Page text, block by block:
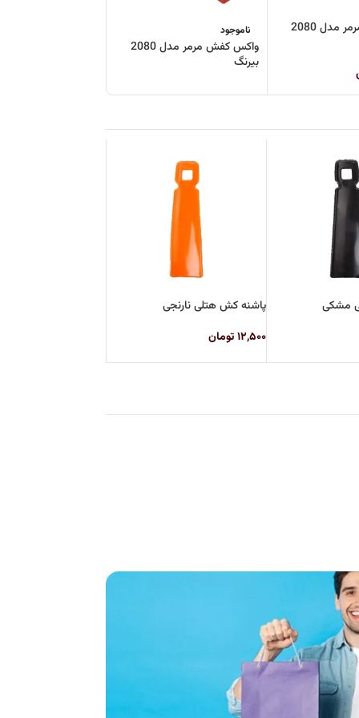
واکس کفش مرمر مدل 2080 ناموجود
واکس کفش مرمر مدل 2080
بیرنگ
مشکی
پاشنه کش هتلی نارنجی
۱۲,۵۰۰تومان